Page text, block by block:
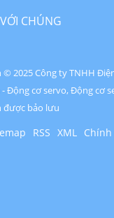
CHÚNG
© 2025 Công ty TNHH
Động cơ servo, Động cơ
được bảo lưu
RSS XML